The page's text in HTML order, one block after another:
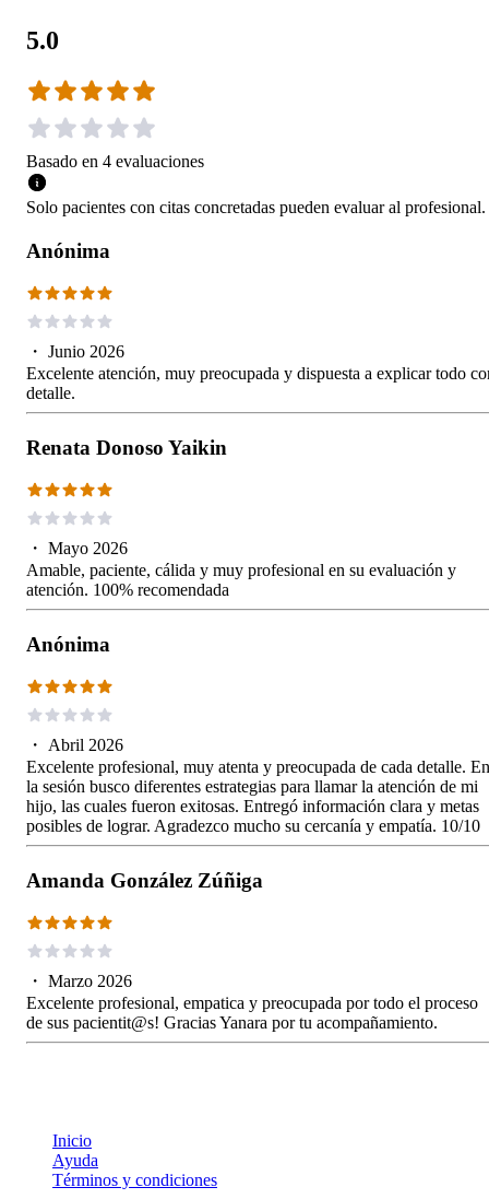
5.0
Basado en 4 evaluaciones
Solo pacientes con citas concretadas pueden evaluar al profesional.
Anónima
・ Junio 2026
Excelente atención, muy preocupada y dispuesta a explicar todo
detalle.
Renata Donoso Yaikin
・ Mayo 2026
Amable, paciente, cálida y muy profesional en su evaluación y
atención. 100% recomendada
Anónima
・ Abril 2026
Excelente profesional, muy atenta y preocupada de cada detalle. En
la sesión busco diferentes estrategias para llamar la atención de mi
hijo, las cuales fueron exitosas. Entregó información clara y metas
posibles de lograr. Agradezco mucho su cercanía y empatía. 10/10
Amanda González Zúñiga
・ Marzo 2026
Excelente profesional, empatica y preocupada por todo el proceso
de sus pacientit@s! Gracias Yanara por tu acompañamiento.
Inicio
Ayuda
Términos y condiciones